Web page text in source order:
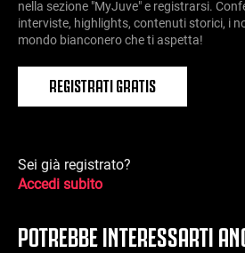
nella sezione "MyJuve" e registrarsi.
interviste, highlights, contenuti storici, i
mondo bianconero che ti aspetta!
REGISTRATI GRATIS
Sei già registrato?
Accedi subito
POTREBBE INTERESSARTI